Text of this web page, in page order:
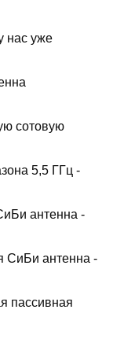
нас уже
сотовую
5,5 ГГц -
антенна -
СиБи антенна -
пассивная